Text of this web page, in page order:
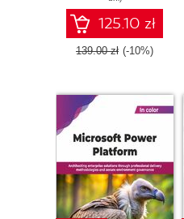
125.10 zł
139.00 zł (-10%)